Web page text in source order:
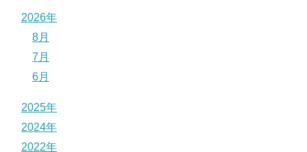
2026年
8月
7月
6月
2025年
2024年
2022年